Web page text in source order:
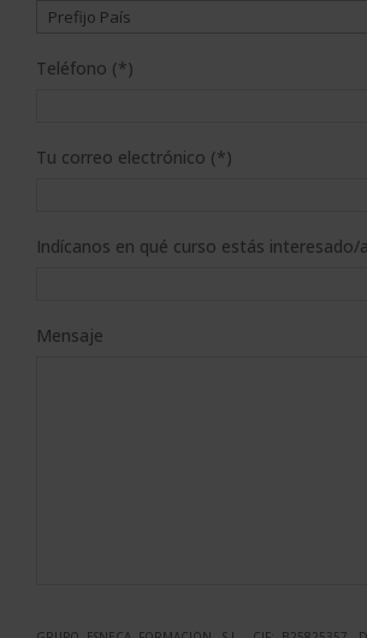
Teléfono (*)
Tu correo electrónico (*)
Indícanos en qué curso estás interesado/
Mensaje